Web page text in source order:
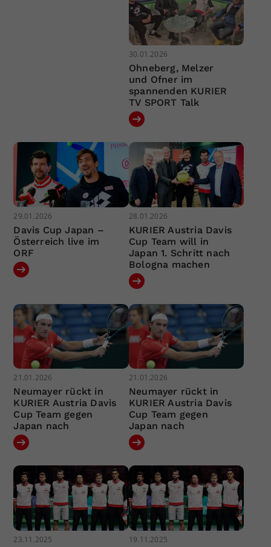
30.01.2026
Ohneberg, Melzer
und Ofner im
spannenden KURIER
TV SPORT Talk
29.01.2026
Davis Cup Japan –
Österreich live im
ORF
28.01.2026
KURIER Austria Davis
Cup Team will in
Japan 1. Schritt nach
Bologna machen
21.01.2026
Neumayer rückt in
KURIER Austria Davis
Cup Team gegen
Japan nach
21.01.2026
Neumayer rückt in
KURIER Austria Davis
Cup Team gegen
Japan nach
23.11.2025 19.11.2025